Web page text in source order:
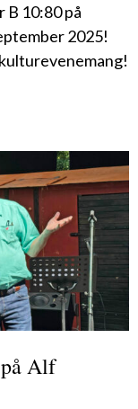
B 10:80 på
2025!
Alf